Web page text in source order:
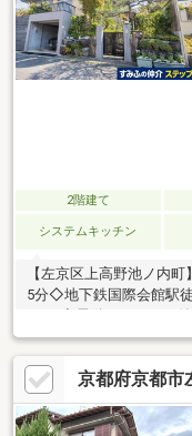
2階建て
システムキッチン
【左京区上高野池ノ内
5分◇地下鉄国際会館駅
年7月改装済 浴室・キ
□■□・ミニストップ白川
コ上高野店（約550m）
みふの仲介ステップ ●
678-076
京都府京都市